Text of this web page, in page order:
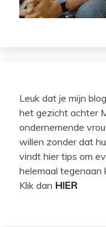
Leuk dat je mijn
het gezicht achter
ondernemende
willen zonder dat
vindt hier tips om
helemaal tegenaan
Klik dan HIER